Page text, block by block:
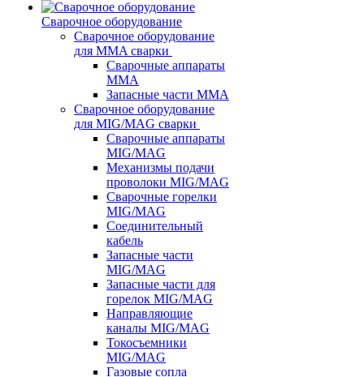
Сварочное оборудование
Сварочное оборудование
для MMA сварки
Сварочные аппараты
MMA
Запасные части MMA
Сварочное оборудование
для MIG/MAG сварки
Сварочные аппараты
MIG/MAG
Механизмы подачи
проволоки MIG/MAG
Сварочные горелки
MIG/MAG
Соединительный
кабель
Запасные части
MIG/MAG
Запасные части для
горелок MIG/MAG
Направляющие
каналы MIG/MAG
Токосъемники
MIG/MAG
Газовые сопла